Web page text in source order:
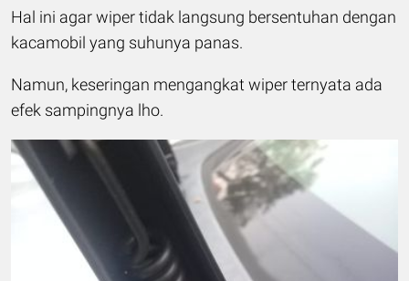
Hal ini agar wiper tidak langsung bersentuhan dengan
kacamobil yang suhunya panas.
Namun, keseringan mengangkat wiper ternyata ada
efek sampingnya lho.